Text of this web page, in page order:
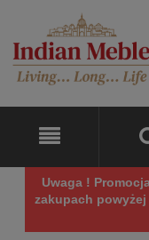
Uwaga !
zakupach powyżej